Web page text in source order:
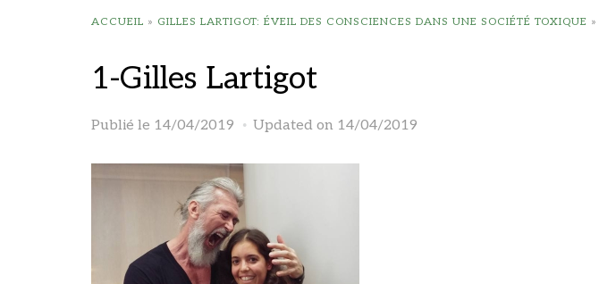
ACCUEIL » GILLES LARTIGOT: ÉVEIL DES CONSCIENCES DANS UNE SOCIÉTÉ TOXIQUE »
1-Gilles Lartigot
Publié le 14/04/2019 Updated on 14/04/2019